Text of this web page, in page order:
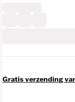
Gratis verzending